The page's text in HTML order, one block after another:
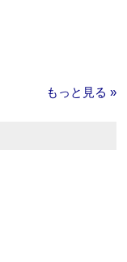
もっと見る »